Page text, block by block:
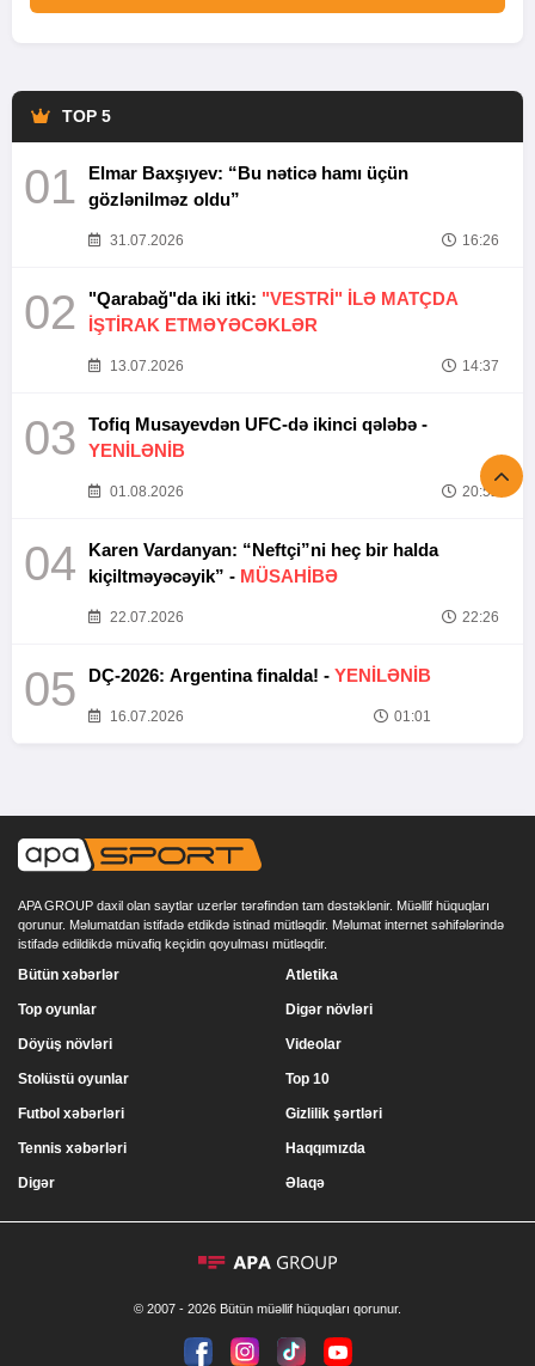
TOP 5
01
Elmar Baxşıyev: “Bu nəticə hamı üçün
gözlənilməz oldu”
31.07.2026 16:26
02 "Qarabağ"da iki itki: "VESTRİ" İLƏ MATÇDA
İŞTİRAK ETMƏYƏCƏKLƏR
13.07.2026 14:37
03
Tofiq Musayevdən UFC-də ikinci qələbə -
YENİLƏNİB
01.08.2026 20:52
04
Karen Vardanyan: “Neftçi”ni heç bir halda
kiçiltməyəcəyik” - MÜSAHİBƏ
22.07.2026 22:26
05 DÇ-2026: Argentina finalda! - YENİLƏNİB
16.07.2026 01:01
APA GROUP daxil olan saytlar uzerlər tərəfindən tam dəstəklənir. Müəllif hüquqları
qorunur. Məlumatdan istifadə etdikdə istinad mütləqdir. Məlumat internet səhifələrində
istifadə edildikdə müvafiq keçidin qoyulması mütləqdir.
Bütün xəbərlər
Top oyunlar
Döyüş növləri
Stolüstü oyunlar
Atletika
Digər növləri
Videolar
Top 10
Futbol xəbərləri
Tennis xəbərləri
Digər
Gizlilik şərtləri
Haqqımızda
Əlaqə
© 2007 - 2026 Bütün müəllif hüquqları qorunur.